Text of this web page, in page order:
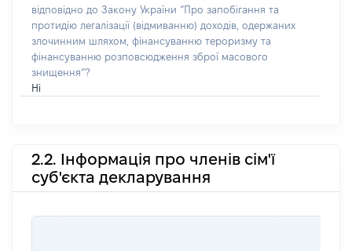
відповідно до Закону України “Про запобігання та
протидію легалізації (відмиванню) доходів, одержаних
злочинним шляхом, фінансуванню тероризму та
фінансуванню розповсюдження зброї масового
знищення”?
Ні
2.2. Інформація про членів сім'ї
суб'єкта декларування